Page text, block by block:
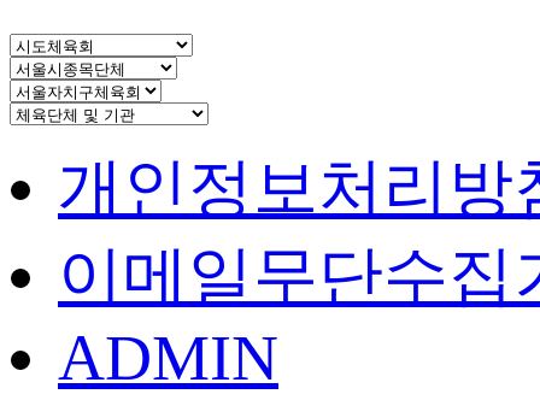
개인정보처리방
이메일무단수집
ADMIN